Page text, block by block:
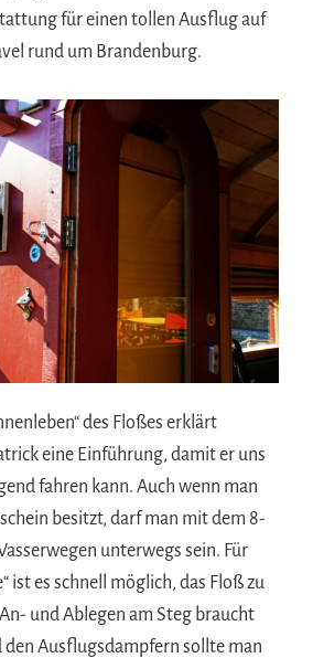
für einen tollen Ausflug auf
rund um Brandenburg.
des Floßes erklärt
eine Einführung, damit er uns
fahren kann. Auch wenn man
besitzt, darf man mit dem 8-
unterwegs sein. Für
ist es schnell möglich, das Floß zu
und Ablegen am Steg braucht
den Ausflugsdampfern sollte man